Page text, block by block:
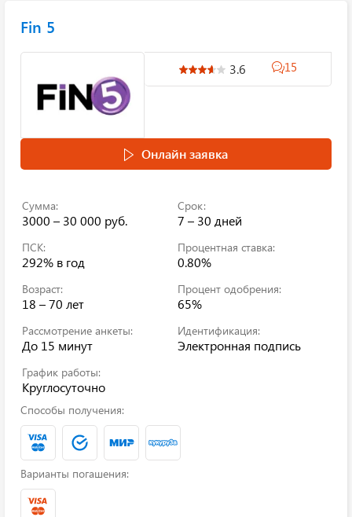
Fin 5
3.6 15
Онлайн заявка
Сумма:
3000 – 30 000 руб.
Срок:
7 – 30 дней
ПСК:
292% в год
Процентная ставка:
0.80%
Возраст:
18 – 70 лет
Процент одобрения:
65%
Рассмотрение анкеты:
До 15 минут
Идентификация:
Электронная подпись
График работы:
Круглосуточно
Способы получения:
Варианты погашения: